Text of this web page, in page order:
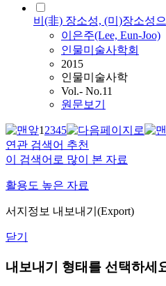
비(非) 장소성, (미)장소성
이은주(Lee, Eun-Joo)
인물미술사학회
2015
인물미술사학
Vol.- No.11
원문보기
12345
연관 검색어 추천
이 검색어로 많이 본 자료
활용도 높은 자료
서지정보 내보내기(Export)
닫기
내보내기 형태를 선택하세